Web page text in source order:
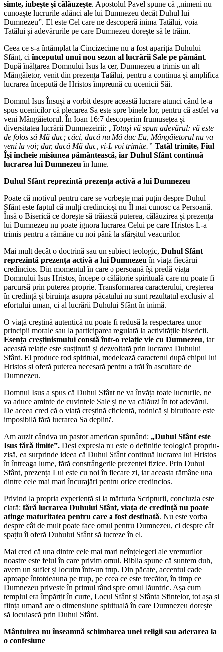
simte, iubește și călăuzește. Apostolul Pavel spune că „nimeni nu
cunoaște lucrurile adânci ale lui Dumnezeu decât Duhul lui
Dumnezeu”. El este Cel care ne descoperă inima Tatălui, voia
Tatălui și adevărurile pe care Dumnezeu dorește să le trăim.
Ceea ce s-a întâmplat la Cincizecime nu a fost apariția Duhului
Sfânt, ciînceputul unui nou sezon al lucrării Sale pe pământ.
După înălțarea Domnului Isus la cer, Dumnezeu a trimis un alt
Mângâietor, venit din prezența Tatălui, pentru a continua și amplifica
lucrarea începută de Hristos împreună cu ucenicii Săi.
Domnul Isus Însuși a vorbit despre această lucrare atunci când le-a
spus ucenicilor că plecarea Sa este spre binele lor, pentru că astfel va
veni Mângâietorul. În Ioan 16:7 descoperim frumusețea și
diversitatea lucrării Dumnezeirii:
„Totuși vă spun adevărul: vă este
de folos să Mă duc; căci, dacă nu Mă duc Eu, Mângâietorul nu va
veni la voi; dar, dacă Mă duc, vi-L voi trimite.” Tatăl trimite, Fiul
Își încheie misiunea pământească, iar Duhul Sfânt continuă
lucrarea lui Dumnezeu în lume.
Duhul Sfânt reprezintă prezența activă a lui Dumnezeu
Poate că motivul pentru care se vorbește mai puțin despre Duhul
Sfânt este faptul că mulți credincioși nu Îl mai cunosc ca Persoană.
Însă o Biserică ce dorește să trăiască puterea, călăuzirea și prezența
lui Dumnezeu nu poate ignora lucrarea Celui pe care Hristos L-a
trimis pentru a rămâne cu noi până la sfârșitul veacurilor.
Mai mult decât o doctrină sau un subiect teologic, Duhul Sfânt
reprezintă prezența activă a lui Dumnezeu în viața fiecărui
credincios. Din momentul în care o persoană își predă viața
Domnului Isus Hristos, începe o călătorie spirituală care nu poate fi
parcursă prin puterea proprie. Transformarea caracterului, creșterea
în credință și biruința asupra păcatului nu sunt rezultatul exclusiv al
efortului uman, ci al lucrării Duhului Sfânt în inimă.
O viață creștină autentică nu poate fi redusă la respectarea unor
principii morale sau la participarea regulată la activitățile bisericii.
Esența creștinismului constă într-o relație vie cu Dumnezeu, iar
această relație este susținută și dezvoltată prin lucrarea Duhului
Sfânt. El produce rod spiritual, modelează caracterul după chipul lui
Hristos și oferă puterea necesară pentru a trăi în ascultare de
Dumnezeu.
Domnul Isus a spus că Duhul Sfânt ne va învăța toate lucrurile, ne
va aduce aminte de cuvintele Sale și ne va călăuzi în tot adevărul.
De aceea cred că o viață creștină eficientă, rodnică și biruitoare este
imposibilă fără lucrarea Sa deplină.
Am auzit cândva un pastor american spunând: „Duhul Sfânt este
Isus fără limite”. Deși expresia nu este o definiție teologică propriu-
zisă, ea surprinde ideea că Duhul Sfânt continuă lucrarea lui Hristos
în întreaga lume, fără constrângerile prezenței fizice. Prin Duhul
Sfânt, prezența Lui este cu noi în fiecare zi, iar aceasta rămâne una
dintre cele mai mari încurajări pentru orice credincios.
Privind la propria experiență și la mărturia Scripturii, concluzia este
clară: fără lucrarea Duhului Sfânt, viața de credință nu poate
atinge maturitatea pentru care a fost destinată. Nu este vorba
despre cât de mult poate face omul pentru Dumnezeu, ci despre cât
spațiu îi oferă Duhului Sfânt să lucreze în el.
Mai cred că una dintre cele mai mari neînțelegeri ale vremurilor
noastre este felul în care privim omul. Biblia spune că suntem duh,
avem un suflet și locuim într-un trup. Din păcate, accentul cade
aproape întotdeauna pe trup, pe ceea ce este trecător, în timp ce
Dumnezeu privește în primul rând spre omul lăuntric. Așa cum
templul era împărțit în curte, Locul Sfânt și Sfânta Sfintelor, tot așa și
ființa umană are o dimensiune spirituală în care Dumnezeu dorește
să locuiască prin Duhul Sfânt.
Mântuirea nu înseamnă schimbarea unei religii sau aderarea la
o confesiune